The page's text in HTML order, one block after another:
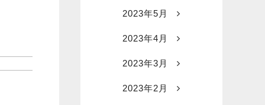
2023年5月
2023年4月
2023年3月
2023年2月